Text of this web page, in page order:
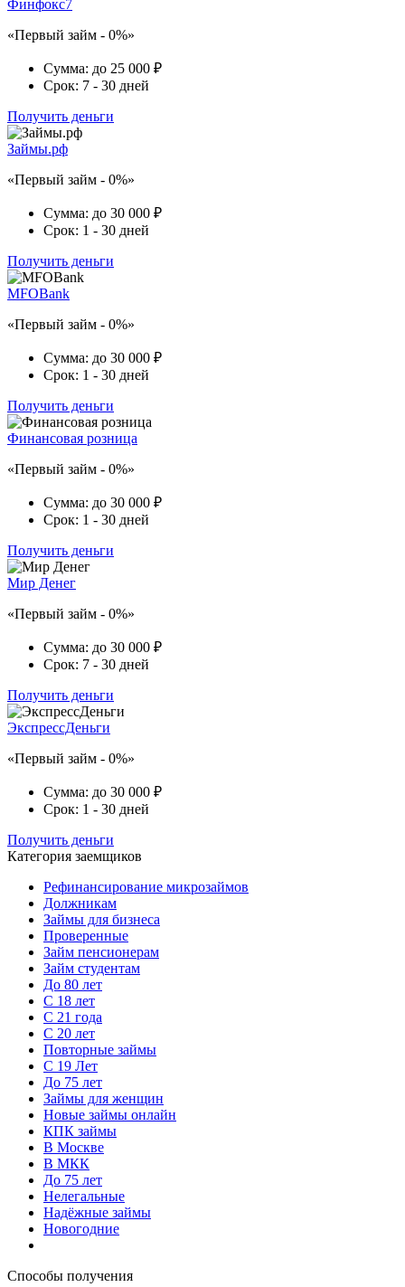
Финфокс7
«Первый займ - 0%»
Сумма: до 25 000 ₽
Срок: 7 - 30 дней
Получить деньги
Займы.рф
«Первый займ - 0%»
Сумма: до 30 000 ₽
Срок: 1 - 30 дней
Получить деньги
MFOBank
«Первый займ - 0%»
Сумма: до 30 000 ₽
Срок: 1 - 30 дней
Получить деньги
Финансовая розница
«Первый займ - 0%»
Сумма: до 30 000 ₽
Срок: 1 - 30 дней
Получить деньги
Мир Денег
«Первый займ - 0%»
Сумма: до 30 000 ₽
Срок: 7 - 30 дней
Получить деньги
ЭкспрессДеньги
«Первый займ - 0%»
Сумма: до 30 000 ₽
Срок: 1 - 30 дней
Получить деньги
Категория заемщиков
Рефинансирование микрозаймов
Должникам
Займы для бизнеса
Проверенные
Займ пенсионерам
Займ студентам
До 80 лет
С 18 лет
С 21 года
С 20 лет
Повторные займы
С 19 Лет
До 75 лет
Займы для женщин
Новые займы онлайн
КПК займы
В Москве
В МКК
До 75 лет
Нелегальные
Надёжные займы
Новогодние
Способы получения